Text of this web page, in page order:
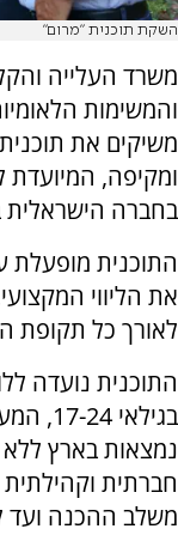
השקת תוכנית "מרום"
משרד העלייה
והמשימות
משיקים את
ומקיפה,
בחברה הישראלית
התוכנית מופעלת
את הליווי
לאורך כל תקופת
התוכנית נועדה
נמצאות בארץ ללא
חברתית
משלב ההכנה ועד